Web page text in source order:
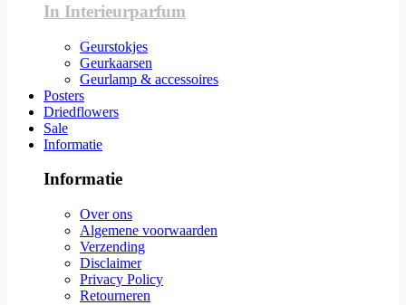
In Interieurparfum
Geurstokjes
Geurkaarsen
Geurlamp & accessoires
Posters
Driedflowers
Sale
Informatie
Informatie
Over ons
Algemene voorwaarden
Verzending
Disclaimer
Privacy Policy
Retourneren